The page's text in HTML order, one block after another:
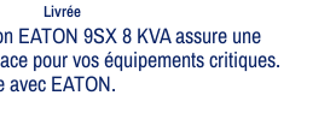
Livrée
EATON 9SX 8 KVA assure une
pour vos équipements critiques.
avec EATON.